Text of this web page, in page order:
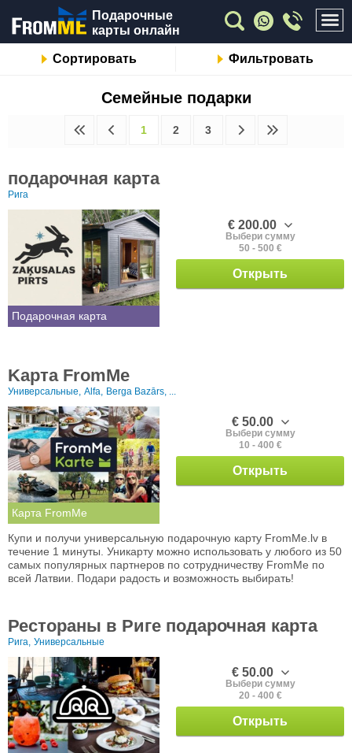
Подарочные
карты онлайн
Сортировать Фильтровать
Семейные подарки
1 2 3
подарочная карта
Рига
Подарочная карта
€ 200.00
Выбери сумму
50 - 500 €
Открыть
Kарта FromMe
Универсальные, Alfa, Berga Bazārs, ...
Карта FromMe
€ 50.00
Выбери сумму
10 - 400 €
Открыть
Купи и получи универсальную подарочную карту FromMe.lv в
течение 1 минуты. Уникарту можно использовать у любого из 50
самых популярных партнеров по сотрудничеству FromMe по
всей Латвии. Подари радость и возможность выбирать!
Рестораны в Риге подарочная карта
Рига, Универсальные
€ 50.00
Выбери сумму
20 - 400 €
Открыть